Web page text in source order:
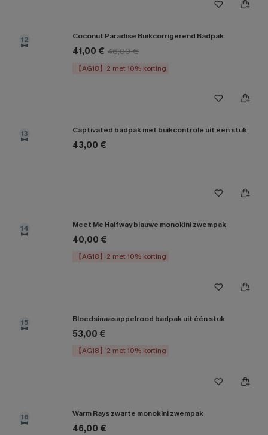
12 Coconut Paradise Buikcorrigerend Badpak
41,00 € 46,00 €
【AG18】2 met 10% korting
13 Captivated badpak met buikcontrole uit één stuk
43,00 €
14 Meet Me Halfway blauwe monokini zwempak
40,00 €
【AG18】2 met 10% korting
15 Bloedsinaasappelrood badpak uit één stuk
53,00 €
【AG18】2 met 10% korting
16 Warm Rays zwarte monokini zwempak
46,00 €